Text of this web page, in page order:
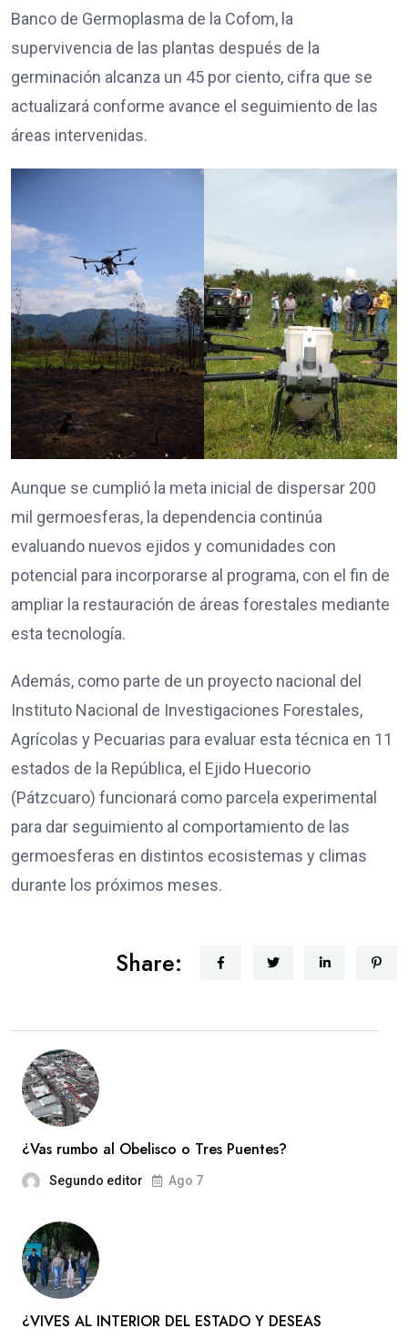
Banco de Germoplasma de la Cofom, la
supervivencia de las plantas después de la
germinación alcanza un 45 por ciento, cifra que se
actualizará conforme avance el seguimiento de las
áreas intervenidas.
Aunque se cumplió la meta inicial de dispersar 200
mil germoesferas, la dependencia continúa
evaluando nuevos ejidos y comunidades con
potencial para incorporarse al programa, con el fin de
ampliar la restauración de áreas forestales mediante
esta tecnología.
Además, como parte de un proyecto nacional del
Instituto Nacional de Investigaciones Forestales,
Agrícolas y Pecuarias para evaluar esta técnica en 11
estados de la República, el Ejido Huecorio
(Pátzcuaro) funcionará como parcela experimental
para dar seguimiento al comportamiento de las
germoesferas en distintos ecosistemas y climas
durante los próximos meses.
Share:
¿Vas rumbo al Obelisco o Tres Puentes?
Segundo editor Ago 7
¿VIVES AL INTERIOR DEL ESTADO Y DESEAS